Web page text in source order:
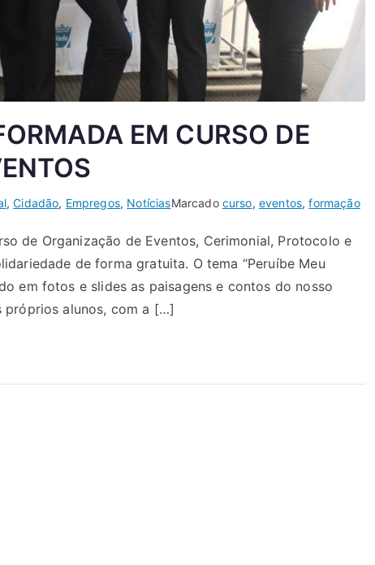
EM CURSO DE
,Cidadão, Empregos, NotíciasMarcado curso, eventos,formação
de Organização de Eventos, Cerimonial, Protocolo e
de forma gratuita. O tema “Peruíbe Meu
em fotos e slides as paisagens e contos do nosso
próprios alunos, com a […]